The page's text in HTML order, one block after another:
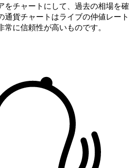
をチャートにして、過去の相場を確
通貨チャートはライブの仲値レート
に信頼性が高いものです。